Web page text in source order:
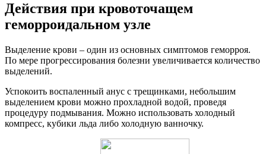
Действия при кровоточащем
геморроидальном узле
Выделение крови – один из основных симптомов геморроя.
По мере прогрессирования болезни увеличивается количество
выделений.
Успокоить воспаленный анус с трещинками, небольшим
выделением крови можно прохладной водой, проведя
процедуру подмывания. Можно использовать холодный
компресс, кубики льда либо холодную ванночку.